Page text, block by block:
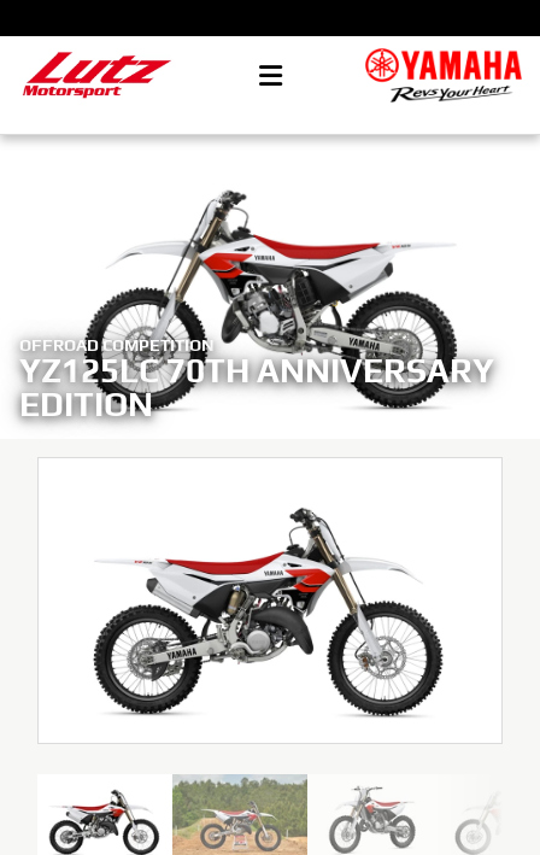
OFFROAD COMPETITION
YZ125LC 70TH ANNIVERSARY
EDITION